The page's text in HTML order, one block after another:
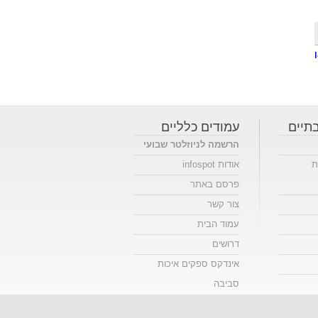
עמודים כלליים
הרשמה לניוזלטר שבועי
אודות infospot
פרסם באתר
צור קשר
עמוד הבית
דרושים
אינדקס ספקים איכות
סביבה